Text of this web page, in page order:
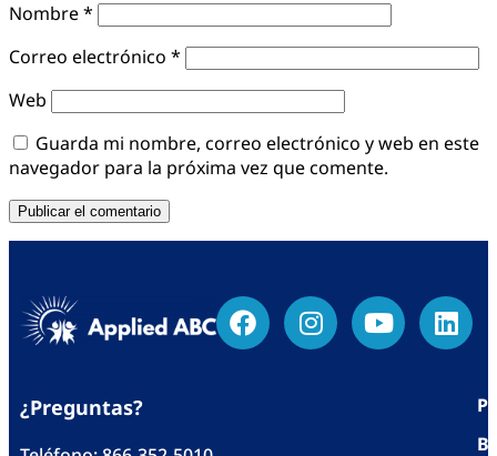
Nombre*
Correo electrónico *
Web
Guarda mi nombre, correo electrónico y web en este
navegador para la próxima vez que comente.
¿Preguntas?